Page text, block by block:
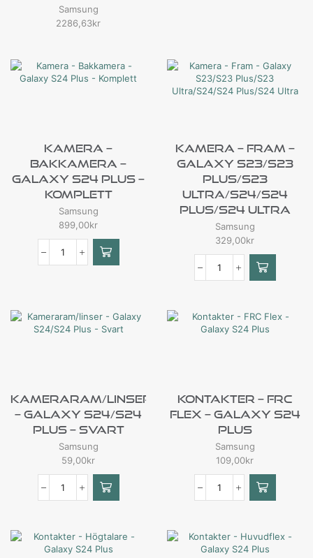
Samsung
2286,63kr
Kamera –
Bakkamera –
Galaxy S24 Plus –
Komplett
Samsung
899,00kr
Kamera – Fram –
Galaxy S23/S23
Plus/S23
Ultra/S24/S24
Plus/S24 Ultra
Samsung
329,00kr
Kameraram/linser
– Galaxy S24/S24
Plus – Svart
Samsung
59,00kr
Kontakter – FRC
Flex – Galaxy S24
Plus
Samsung
109,00kr